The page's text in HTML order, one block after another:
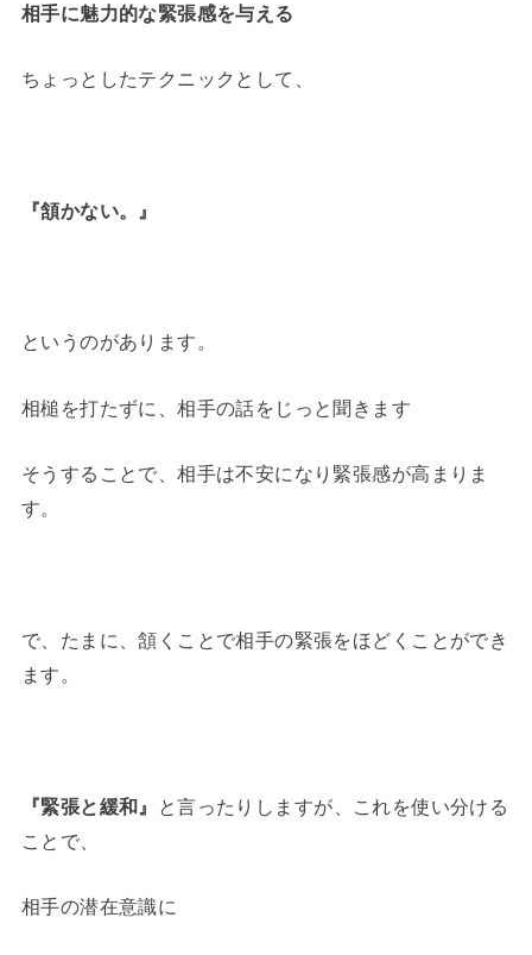
相手に魅力的な緊張感を与える
ちょっとしたテクニックとして、
『頷かない。』
というのがあります。
相槌を打たずに、相手の話をじっと聞きます
そうすることで、相手は不安になり緊張感が高まりま
す。
で、たまに、頷くことで相手の緊張をほどくことができ
ます。
『緊張と緩和』
と言ったりしますが、これを使い分ける
ことで、
相手の潜在意識に